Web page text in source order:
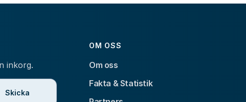
inkorg.
Skicka
OM OSS
Om oss
Fakta & Statistik